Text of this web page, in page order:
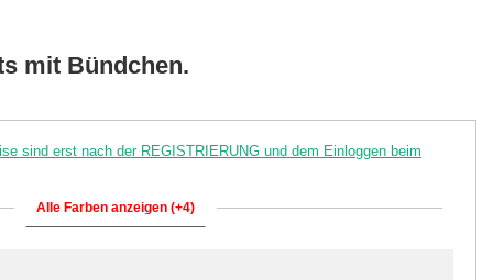
mit Bündchen.
sind erst nach der REGISTRIERUNG und dem Einloggen beim
Alle Farben anzeigen (+4)